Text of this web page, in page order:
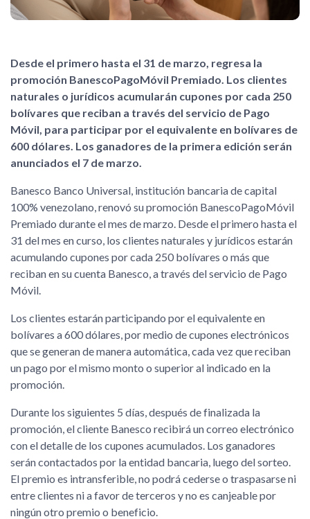
Desde el primero hasta el 31 de marzo, regresa la
promoción BanescoPagoMóvil Premiado. Los clientes
naturales o jurídicos acumularán cupones por cada 250
bolívares que reciban a través del servicio de Pago
Móvil, para participar por el equivalente en bolívares de
600 dólares. Los ganadores de la primera edición serán
anunciados el 7 de marzo.
Banesco Banco Universal, institución bancaria de capital
100% venezolano, renovó su promoción BanescoPagoMóvil
Premiado durante el mes de marzo. Desde el primero hasta el
31 del mes en curso, los clientes naturales y jurídicos estarán
acumulando cupones por cada 250 bolívares o más que
reciban en su cuenta Banesco, a través del servicio de Pago
Móvil.
Los clientes estarán participando por el equivalente en
bolívares a 600 dólares, por medio de cupones electrónicos
que se generan de manera automática, cada vez que reciban
un pago por el mismo monto o superior al indicado en la
promoción.
Durante los siguientes 5 días, después de finalizada la
promoción, el cliente Banesco recibirá un correo electrónico
con el detalle de los cupones acumulados. Los ganadores
serán contactados por la entidad bancaria, luego del sorteo.
El premio es intransferible, no podrá cederse o traspasarse ni
entre clientes ni a favor de terceros y no es canjeable por
ningún otro premio o beneficio.